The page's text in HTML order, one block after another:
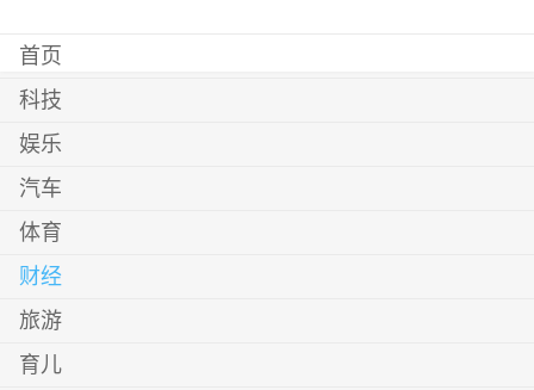
首页
科技
娱乐
汽车
体育
财经
旅游
育儿